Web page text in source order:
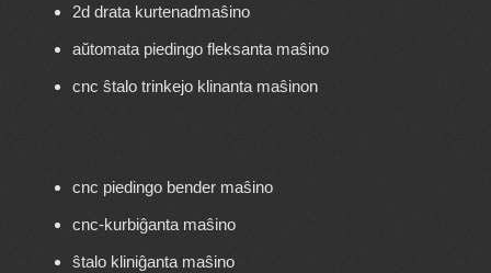
2d drata kurtenadmaŝino
aŭtomata piedingo fleksanta maŝino
cnc ŝtalo trinkejo klinanta maŝinon
cnc piedingo bender maŝino
cnc-kurbiĝanta maŝino
ŝtalo kliniĝanta maŝino